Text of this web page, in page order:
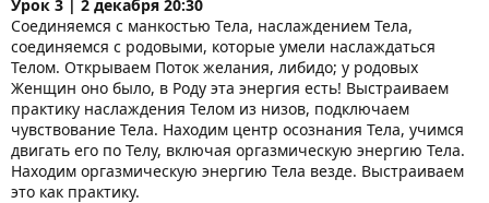
Урок 3 | 2 декабря 20:30
Соединяемся с манкостью Тела, наслаждением Тела,
соединяемся с родовыми, которые умели наслаждаться
Телом. Открываем Поток желания, либидо; у родовых
Женщин оно было, в Роду эта энергия есть! Выстраиваем
практику наслаждения Телом из низов, подключаем
чувствование Тела. Находим центр осознания Тела, учимся
двигать его по Телу, включая оргазмическую энергию Тела.
Находим оргазмическую энергию Тела везде. Выстраиваем
это как практику.